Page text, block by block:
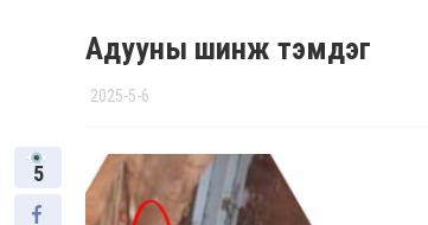
Адууны шинж тэмдэг
2025-5-6
5